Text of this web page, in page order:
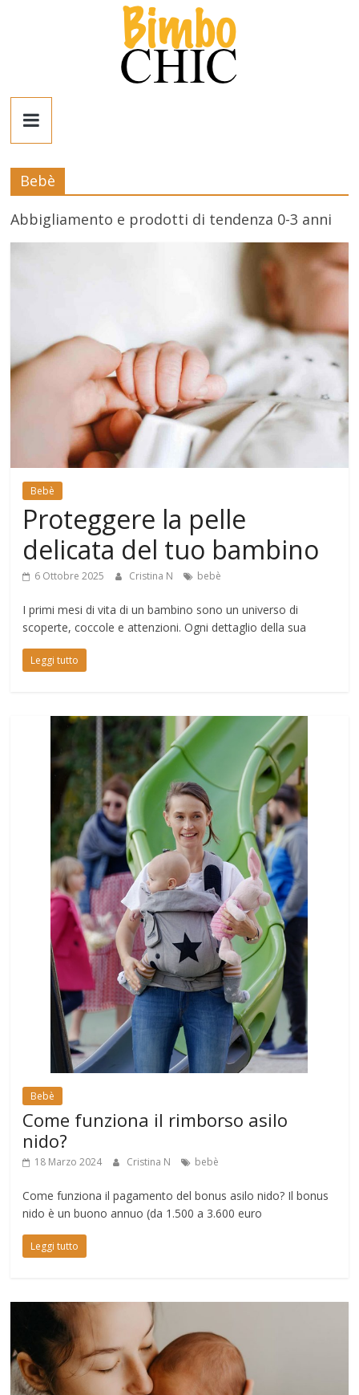
Bimbo
News
News
moda,
mamme,
Mondo
Bebè
Abbigliamento e prodotti di tendenza 0-3 anni
Bebè
Proteggere la pelle
delicata del tuo bambino
6 Ottobre 2025 Cristina N bebè
I primi mesi di vita di un bambino sono un universo di
scoperte, coccole e attenzioni. Ogni dettaglio della sua
Leggi tutto
Bebè
Come funziona il rimborso asilo
nido?
18 Marzo 2024 Cristina N bebè
Come funziona il pagamento del bonus asilo nido? Il bonus
nido è un buono annuo (da 1.500 a 3.600 euro
Leggi tutto